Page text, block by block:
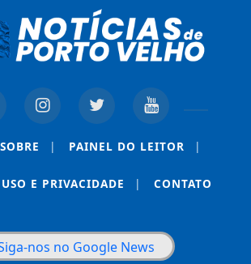
SOBRE | PAINEL DO LEITOR |
E PRIVACIDADE | CONTATO